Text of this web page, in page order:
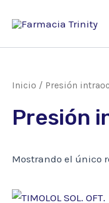
Inicio / Presión
Presión
Mostrando el único